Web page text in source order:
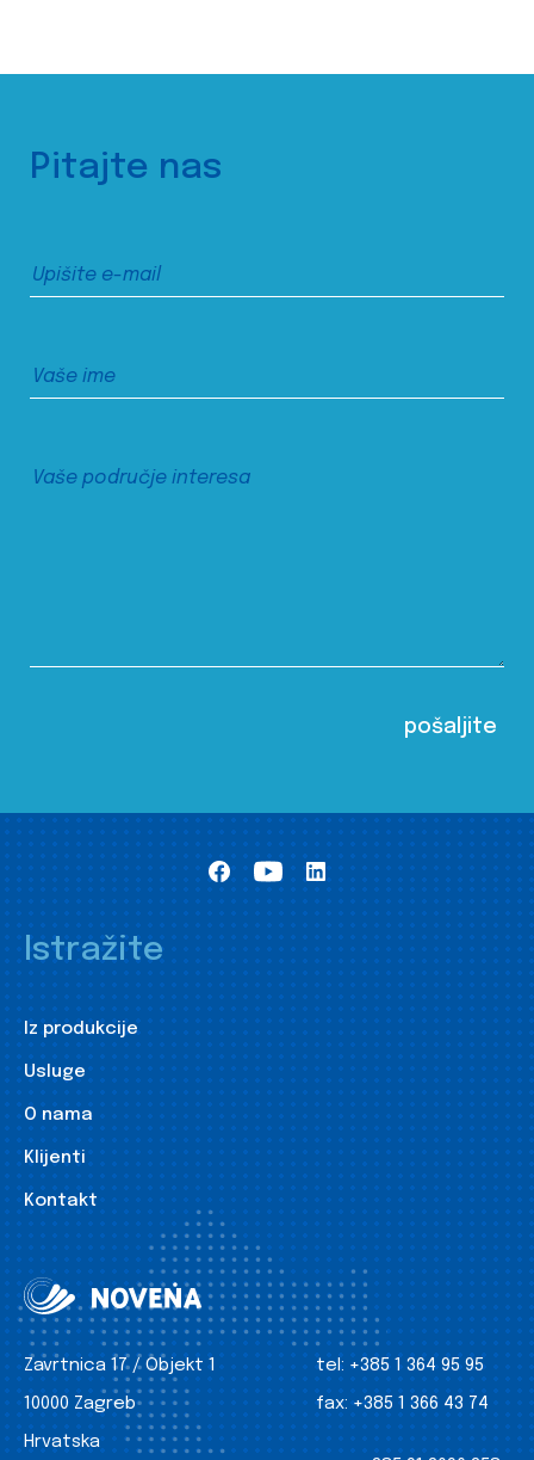
Pitajte nas
Istražite
Iz produkcije
Usluge
O nama
Klijenti
Kontakt
Zavrtnica 17 / Objekt 1
10000 Zagreb
Hrvatska
tel: +385 1 364 95 95
fax: +385 1 366 43 74